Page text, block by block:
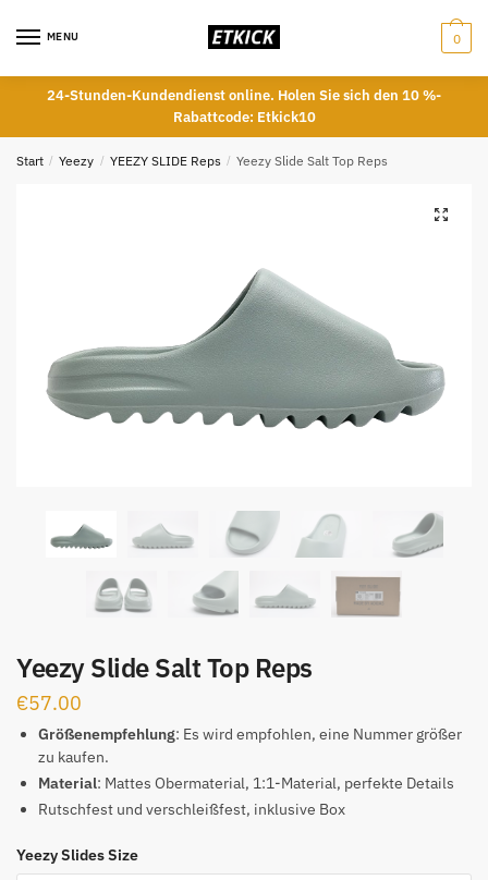
MENU 0
24-Stunden-Kundendienst online. Holen Sie sich den 10 %-
Rabattcode: Etkick10
Start / Yeezy / YEEZY SLIDE Reps / Yeezy Slide Salt Top Reps
Yeezy Slide Salt Top Reps
€57.00
Größenempfehlung: Es wird empfohlen, eine Nummer größer
zu kaufen.
Material: Mattes Obermaterial, 1:1-Material, perfekte Details
Rutschfest und verschleißfest, inklusive Box
Yeezy Slides Size